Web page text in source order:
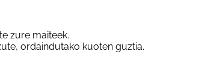
zure maiteek.
ordaindutako kuoten guztia.